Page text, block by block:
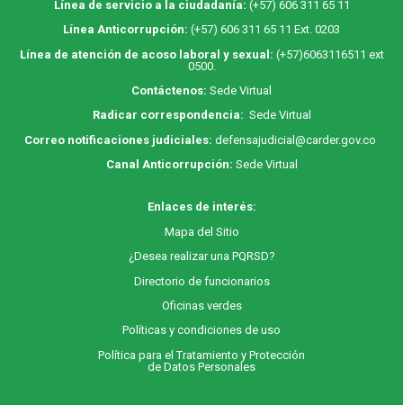
Línea de servicio a la ciudadanía: (+57) 606 311 65 11
Línea Anticorrupción: (+57) 606 311 65 11 Ext. 0203
Línea de atención de acoso laboral y sexual: (+57)6063116511 ext
0500.
Contáctenos: Sede Virtual
Radicar correspondencia: Sede Virtual
Correo notificaciones judiciales: defensajudicial@carder.gov.co
Canal Anticorrupción: Sede Virtual
Enlaces de interés:
Mapa del Sitio
¿Desea realizar una PQRSD?
Directorio de funcionarios
Oficinas verdes
Políticas y condiciones de uso
Política para el Tratamiento y Protección
de Datos Personales